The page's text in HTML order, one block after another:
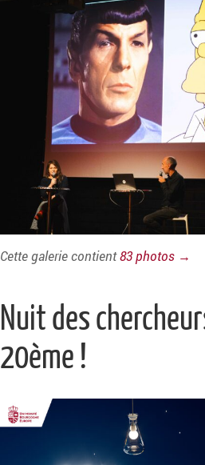
Cette galerie contient83 photos →
Nuit des
20ème !